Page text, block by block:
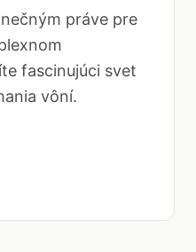
práve pre
fascinujúci svet
vôní.